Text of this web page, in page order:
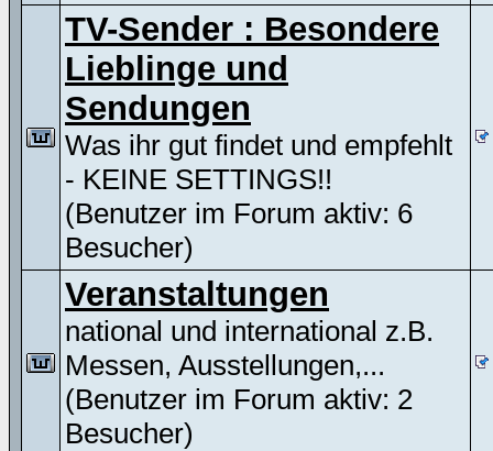
TV-Sender : Besondere
Lieblinge und
Sendungen
Was ihr gut findet und empfehlt
- KEINE SETTINGS!!
(Benutzer im Forum aktiv: 6
Besucher)
Veranstaltungen
national und international z.B.
Messen, Ausstellungen,...
(Benutzer im Forum aktiv: 2
Besucher)